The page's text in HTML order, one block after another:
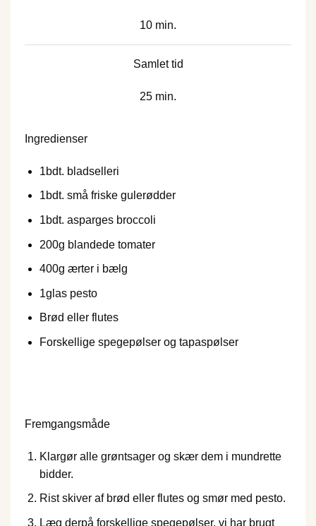
10 min.
Samlet tid
25 min.
Ingredienser
1bdt. bladselleri
1bdt. små friske gulerødder
1bdt. asparges broccoli
200g blandede tomater
400g ærter i bælg
1glas pesto
Brød eller flutes
Forskellige spegepølser og tapaspølser
Fremgangsmåde
Klargør alle grøntsager og skær dem i mundrette
bidder.
Rist skiver af brød eller flutes og smør med pesto.
Læg derpå forskellige spegepølser, vi har brugt